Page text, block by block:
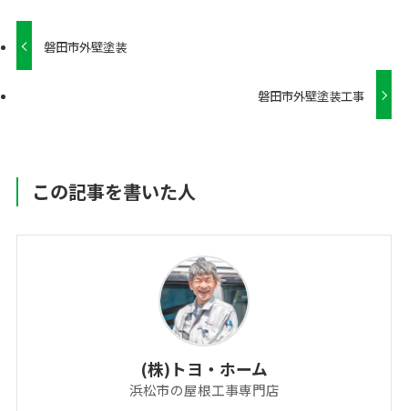
磐田市外壁塗装
磐田市外壁塗装工事
この記事を書いた人
(株)トヨ・ホーム
浜松市の屋根工事専門店